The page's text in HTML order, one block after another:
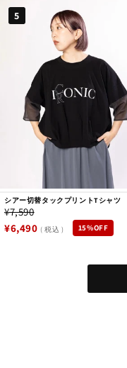
ニット
パンツ
スカート
シューズ
ファッション雑貨
アクセサリー
価5
シアー切替タックプリントTシャツ
通
¥7,590
セ
¥6,490 税込 15%OFF